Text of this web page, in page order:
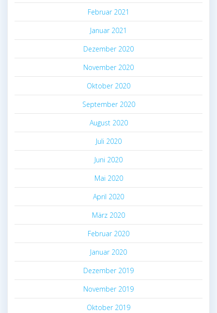
Februar 2021
Januar 2021
Dezember 2020
November 2020
Oktober 2020
September 2020
August 2020
Juli 2020
Juni 2020
Mai 2020
April 2020
März 2020
Februar 2020
Januar 2020
Dezember 2019
November 2019
Oktober 2019